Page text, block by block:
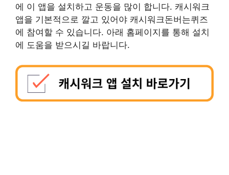
에 이 앱을 설치하고 운동을 많이 합니다. 캐시워크
앱을 기본적으로 깔고 있어야 캐시워크돈버는퀴즈
에 참여할 수 있습니다. 아래 홈페이지를 통해 설치
에 도움을 받으시길 바랍니다.